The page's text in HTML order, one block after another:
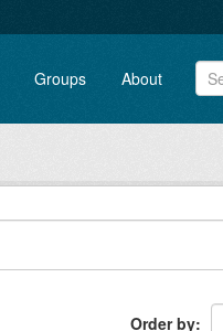
Groups About
Order by